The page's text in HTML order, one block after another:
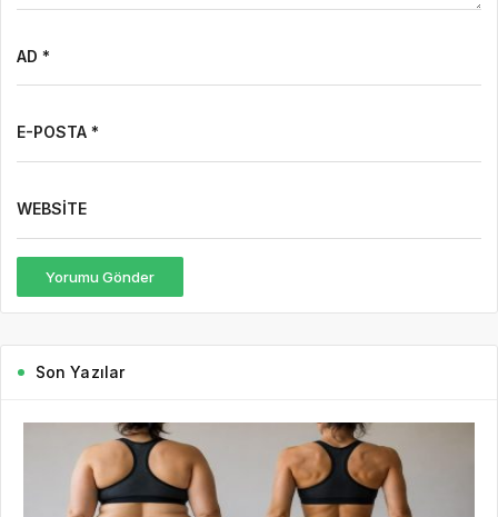
AD *
E-POSTA *
WEBSITE
Yorumu Gönder
Son Yazılar